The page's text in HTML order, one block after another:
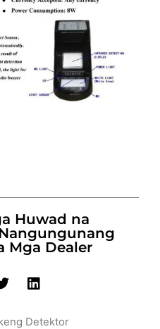
Huwad na
Mga Dealer
Detektor